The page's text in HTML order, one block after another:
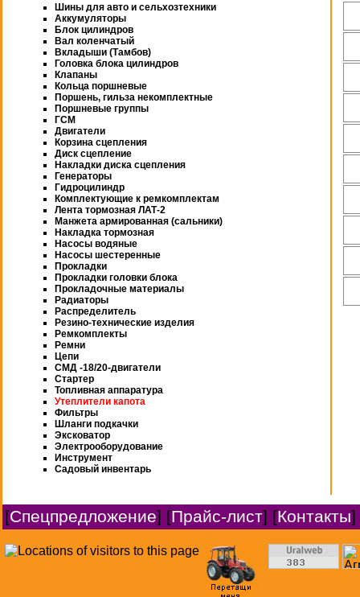
Шины для авто и сельхозтехники
Аккумуляторы
Блок цилиндров
Вал коленчатый
Вкладыши (Тамбов)
Головка блока цилиндров
Клапаны
Кольца поршневые
Поршень, гильза некомплектные
Поршневые группы
ГСМ
Двигатели
Корзина сцепления
Диск сцепление
Накладки диска сцепления
Генераторы
Гидроцилиндр
Комплектующие к ремкомплектам
Лента тормозная ЛАТ-2
Манжета армированная (сальники)
Накладка тормозная
Насосы водяные
Насосы шестеренные
Прокладки
Прокладки головки блока
Прокладочные материалы
Радиаторы
Распределитель
Резино-технические изделия
Ремкомплекты
Ремни
Цепи
СМД -18/20-двигатели
Стартер
Топливная аппаратура
Утеплители капота
Фильтры
Шланги подкачки
Эксковатор
Электрооборудование
Инструмент
Садовый инвентарь
[Спецпредложение] [Прайс-лист] [Контакты]